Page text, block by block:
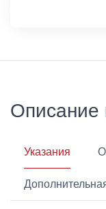
Описание
Указания